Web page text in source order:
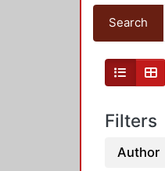
Search
Filters
Author